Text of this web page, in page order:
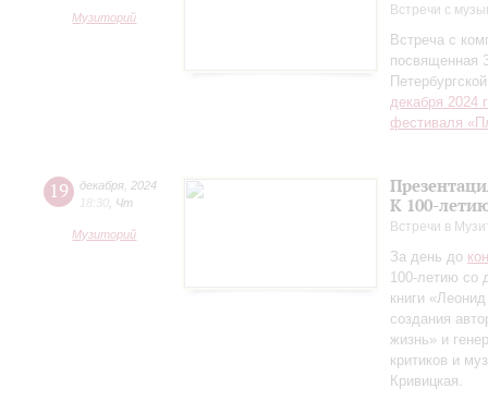
Музиторий Встречи с
Встреча с
посвященная
декабря 2024
фестиваля
19 декабря 2024
18:30 Чт
Музиторий
К 100-
Встречи в
За день до
100-летию со
книги
создания
жизнь» и
критиков и
Кривицкая.